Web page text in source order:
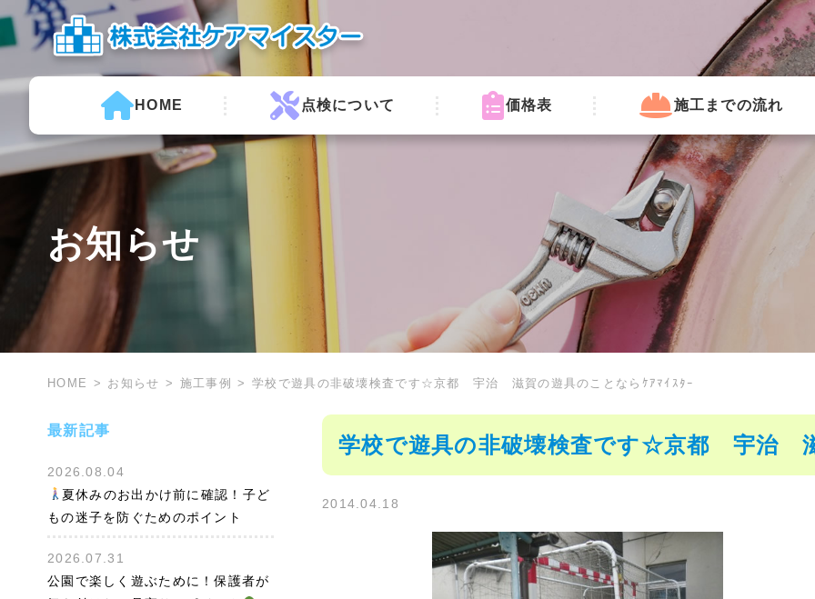
HOME 点検について 価格表 施工までの流れ
お知らせ
HOME お知らせ 施工事例 学校で遊具の非破壊検査です☆京都 宇治 滋賀の遊具のことならｹｱﾏｲｽﾀｰ
最新記事
2026.08.04
夏休みのお出かけ前に確認！子ど
もの迷子を防ぐためのポイント
2026.07.31
公園で楽しく遊ぶために！保護者が
学校で遊具の非破壊検査です☆京都 宇治
2014.04.18